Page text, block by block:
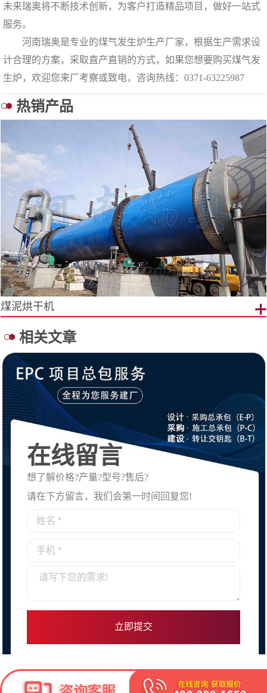
未来瑞奥将不断技术创新，为客户打造精品项目，做好一站式
服务。
河南瑞奥是专业的煤气发生炉生产厂家，根据生产需求设
计合理的方案，采取直产直销的方式，如果您想要购买煤气发
生炉，欢迎您来厂考察或致电，咨询热线： 0371-63225987
热销产品
煤泥烘干机
相关文章
在线留言
想了解价格?产量?型号?售后?
请在下方留言，我们会第一时间回复您!